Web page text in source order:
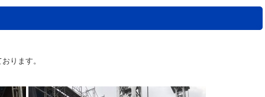
ります。